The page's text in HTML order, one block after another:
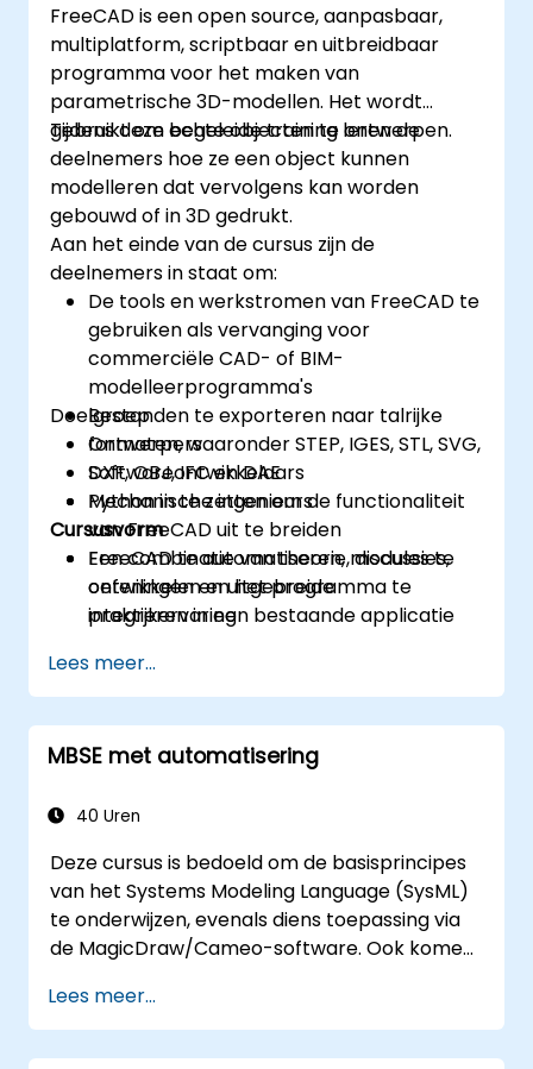
FreeCAD is een open source, aanpasbaar,
multiplatform, scriptbaar en uitbreidbaar
programma voor het maken van
parametrische 3D-modellen. Het wordt
gebruikt om echte objecten te ontwerpen.
Tijdens deze begeleide training leren de
deelnemers hoe ze een object kunnen
modelleren dat vervolgens kan worden
gebouwd of in 3D gedrukt.
Aan het einde van de cursus zijn de
deelnemers in staat om:
De tools en werkstromen van FreeCAD te
gebruiken als vervanging voor
commerciële CAD- of BIM-
modelleerprogramma's
Bestanden te exporteren naar talrijke
formaten, waaronder STEP, IGES, STL, SVG,
DXF, OBJ, IFC en DAE
Python in te zetten om de functionaliteit
van FreeCAD uit te breiden
FreeCAD te automatiseren, modules te
ontwikkelen en het programma te
integreren in een bestaande applicatie
Doelgroep
Ontwerpers
Softwareontwikkelaars
Mechanische ingenieurs
Cursusvorm
Een combinatie van theorie, discussies,
oefeningen en uitgebreide
praktijkervaring
Lees meer...
MBSE met automatisering
40 Uren
Deze cursus is bedoeld om de basisprincipes
van het Systems Modeling Language (SysML)
te onderwijzen, evenals diens toepassing via
de MagicDraw/Cameo-software. Ook komen
bod, naast best practices binnen dit domein.
Daarnaast behandelen we het opstellen van
sjablonen en het genereren van rapporten
Lees meer...